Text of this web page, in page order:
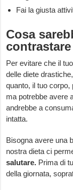
Fai la giusta
Cosa
Per evitare che il
delle diete
quanto, il tuo
ma potrebbe avere
andrebbe a
intatta.
Bisogna avere una
nostra dieta ci
salutare. Prima di
della giornata,